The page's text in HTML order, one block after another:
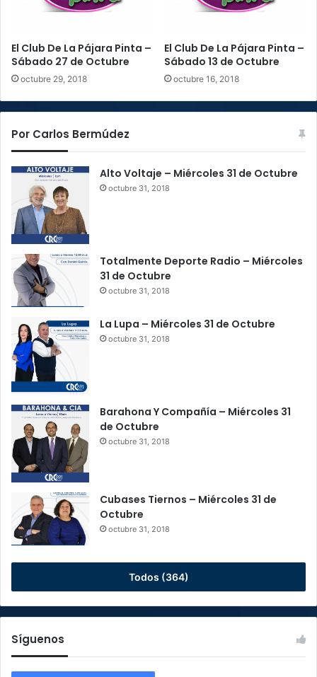
El Club De La Pájara Pinta –
Sábado 27 de Octubre
octubre 29, 2018
El Club De La Pájara Pinta –
Sábado 13 de Octubre
octubre 16, 2018
Por Carlos Bermúdez
Alto Voltaje – Miércoles 31 de Octubre
octubre 31, 2018
Totalmente Deporte Radio – Miércoles
31 de Octubre
octubre 31, 2018
La Lupa – Miércoles 31 de Octubre
octubre 31, 2018
Barahona Y Compañía – Miércoles 31
de Octubre
octubre 31, 2018
Cubases Tiernos – Miércoles 31 de
Octubre
octubre 31, 2018
Todos (364)
Síguenos